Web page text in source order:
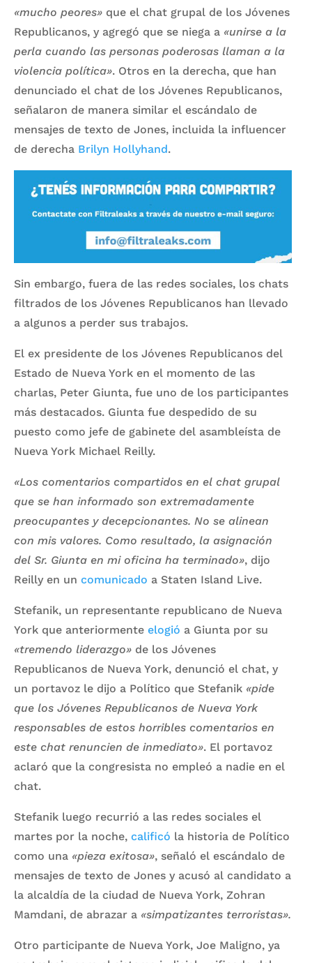
«mucho peores» que el chat grupal de los Jóvenes
Republicanos, y agregó que se niega a «unirse a la
perla cuando las personas poderosas llaman a la
violencia política». Otros en la derecha, que han
denunciado el chat de los Jóvenes Republicanos,
señalaron de manera similar el escándalo de
mensajes de texto de Jones, incluida la influencer
de derecha Brilyn Hollyhand.
Sin embargo, fuera de las redes sociales, los chats
filtrados de los Jóvenes Republicanos han llevado
a algunos a perder sus trabajos.
El ex presidente de los Jóvenes Republicanos del
Estado de Nueva York en el momento de las
charlas, Peter Giunta, fue uno de los participantes
más destacados. Giunta fue despedido de su
puesto como jefe de gabinete del asambleísta de
Nueva York Michael Reilly.
«Los comentarios compartidos en el chat grupal
que se han informado son extremadamente
preocupantes y decepcionantes. No se alinean
con mis valores. Como resultado, la asignación
del Sr. Giunta en mi oficina ha terminado», dijo
Reilly en un comunicado a Staten Island Live.
Stefanik, un representante republicano de Nueva
York que anteriormente elogió a Giunta por su
«tremendo liderazgo» de los Jóvenes
Republicanos de Nueva York, denunció el chat, y
un portavoz le dijo a Político que Stefanik «pide
que los Jóvenes Republicanos de Nueva York
responsables de estos horribles comentarios en
este chat renuncien de inmediato». El portavoz
aclaró que la congresista no empleó a nadie en el
chat.
Stefanik luego recurrió a las redes sociales el
martes por la noche, calificó la historia de Político
como una «pieza exitosa», señaló el escándalo de
mensajes de texto de Jones y acusó al candidato a
la alcaldía de la ciudad de Nueva York, Zohran
Mamdani, de abrazar a «simpatizantes terroristas».
Otro participante de Nueva York, Joe Maligno, ya